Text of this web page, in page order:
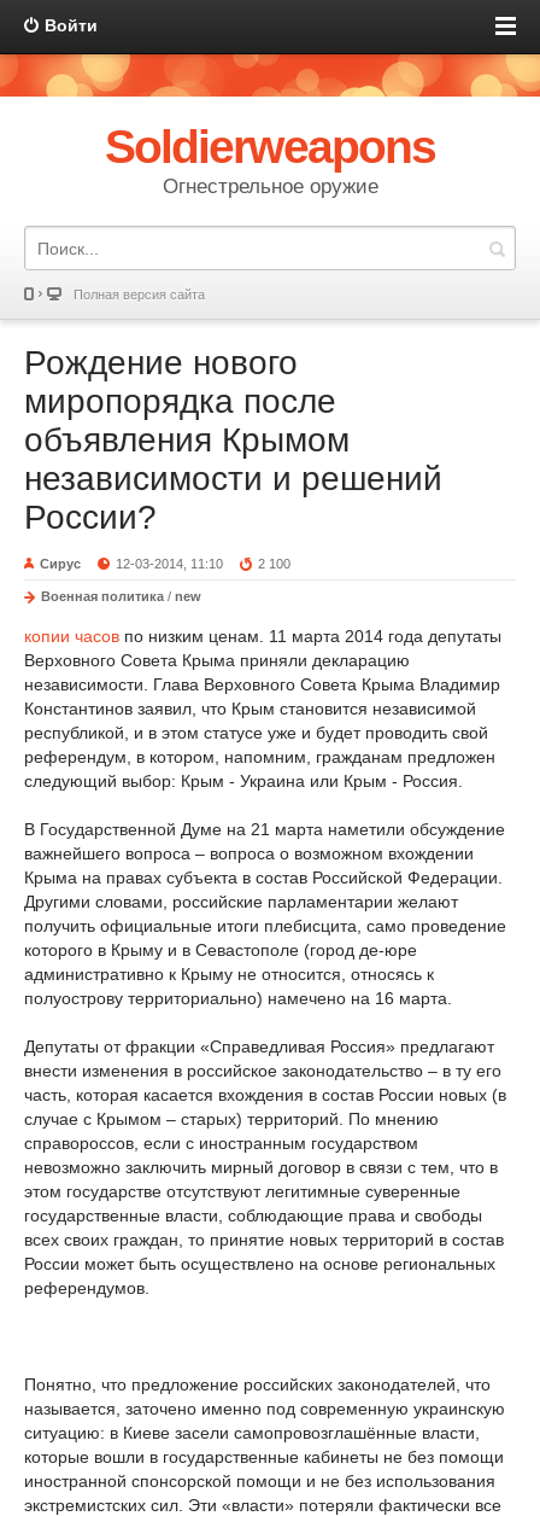
Войти
Soldierweapons
Огнестрельное оружие
Полная версия сайта
Рождение нового
миропорядка после
объявления Крымом
независимости и решений
России?
Сирус 12-03-2014, 11:10 2 100
Военная политика / new
копии часов по низким ценам. 11 марта 2014 года депутаты
Верховного Совета Крыма приняли декларацию
независимости. Глава Верховного Совета Крыма Владимир
Константинов заявил, что Крым становится независимой
республикой, и в этом статусе уже и будет проводить свой
референдум, в котором, напомним, гражданам предложен
следующий выбор: Крым - Украина или Крым - Россия.
В Государственной Думе на 21 марта наметили обсуждение
важнейшего вопроса – вопроса о возможном вхождении
Крыма на правах субъекта в состав Российской Федерации.
Другими словами, российские парламентарии желают
получить официальные итоги плебисцита, само проведение
которого в Крыму и в Севастополе (город де-юре
административно к Крыму не относится, относясь к
полуострову территориально) намечено на 16 марта.
Депутаты от фракции «Справедливая Россия» предлагают
внести изменения в российское законодательство – в ту его
часть, которая касается вхождения в состав России новых (в
случае с Крымом – старых) территорий. По мнению
справороссов, если с иностранным государством
невозможно заключить мирный договор в связи с тем, что в
этом государстве отсутствуют легитимные суверенные
государственные власти, соблюдающие права и свободы
всех своих граждан, то принятие новых территорий в состав
России может быть осуществлено на основе региональных
референдумов.
Понятно, что предложение российских законодателей, что
называется, заточено именно под современную украинскую
ситуацию: в Киеве засели самопровозглашённые власти,
которые вошли в государственные кабинеты не без помощи
иностранной спонсорской помощи и не без использования
экстремистских сил. Эти «власти» потеряли фактически все